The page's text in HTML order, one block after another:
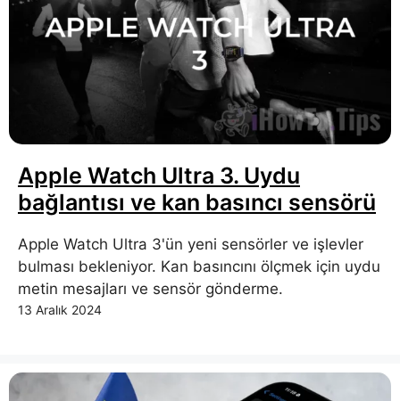
Apple Watch Ultra 3. Uydu
bağlantısı ve kan basıncı sensörü
Apple Watch Ultra 3'ün yeni sensörler ve işlevler
bulması bekleniyor. Kan basıncını ölçmek için uydu
metin mesajları ve sensör gönderme.
13 Aralık 2024